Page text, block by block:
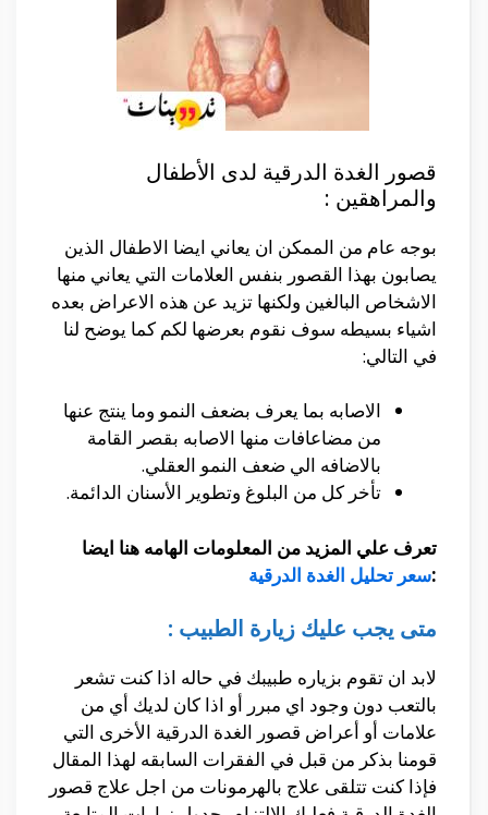
قصور الغدة الدرقية لدى الأطفال
والمراهقين :
بوجه عام من الممكن ان يعاني ايضا الاطفال الذين
يصابون بهذا القصور بنفس العلامات التي يعاني منها
الاشخاص البالغين ولكنها تزيد عن هذه الاعراض بعده
اشياء بسيطه سوف نقوم بعرضها لكم كما يوضح لنا
في التالي:
الاصابه بما يعرف بضعف النمو وما ينتج عنها
من مضاعافات منها الاصابه بقصر القامة
بالاضافه الي ضعف النمو العقلي.
تأخر كل من البلوغ وتطوير الأسنان الدائمة.
تعرف علي المزيد من المعلومات الهامه هنا ايضا
:سعر تحليل الغدة الدرقية
متى يجب عليك زيارة الطبيب :
لابد ان تقوم بزياره طبيبك في حاله اذا كنت تشعر
بالتعب دون وجود اي مبرر أو اذا كان لديك أي من
علامات أو أعراض قصور الغدة الدرقية الأخرى التي
قومنا بذكر من قبل في الفقرات السابقه لهذا المقال
فإذا كنت تتلقى علاج بالهرمونات من اجل علاج قصور